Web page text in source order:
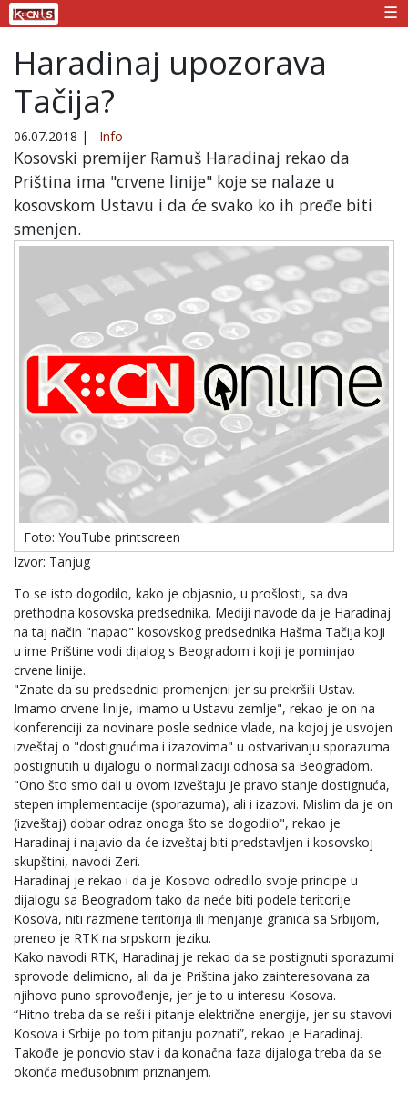
☰
Haradinaj upozorava
Tačija?
06.07.2018 | Info
Kosovski premijer Ramuš Haradinaj rekao da
Priština ima "crvene linije" koje se nalaze u
kosovskom Ustavu i da će svako ko ih pređe biti
smenjen.
Foto: YouTube printscreen
Izvor: Tanjug
To se isto dogodilo, kako je objasnio, u prošlosti, sa dva
prethodna kosovska predsednika. Mediji navode da je Haradinaj
na taj način "napao" kosovskog predsednika Hašma Tačija koji
u ime Prištine vodi dijalog s Beogradom i koji je pominjao
crvene linije.
"Znate da su predsednici promenjeni jer su prekršili Ustav.
Imamo crvene linije, imamo u Ustavu zemlje", rekao je on na
konferenciji za novinare posle sednice vlade, na kojoj je usvojen
izveštaj o "dostignućima i izazovima" u ostvarivanju sporazuma
postignutih u dijalogu o normalizaciji odnosa sa Beogradom.
"Ono što smo dali u ovom izveštaju je pravo stanje dostignuća,
stepen implementacije (sporazuma), ali i izazovi. Mislim da je on
(izveštaj) dobar odraz onoga što se dogodilo", rekao je
Haradinaj i najavio da će izveštaj biti predstavljen i kosovskoj
skupštini, navodi Zeri.
Haradinaj je rekao i da je Kosovo odredilo svoje principe u
dijalogu sa Beogradom tako da neće biti podele teritorije
Kosova, niti razmene teritorija ili menjanje granica sa Srbijom,
preneo je RTK na srpskom jeziku.
Kako navodi RTK, Haradinaj je rekao da se postignuti sporazumi
sprovode delimicno, ali da je Priština jako zainteresovana za
njihovo puno sprovođenje, jer je to u interesu Kosova.
“Hitno treba da se reši i pitanje električne energije, jer su stavovi
Kosova i Srbije po tom pitanju poznati”, rekao je Haradinaj.
Takođe je ponovio stav i da konačna faza dijaloga treba da se
okonča međusobnim priznanjem.